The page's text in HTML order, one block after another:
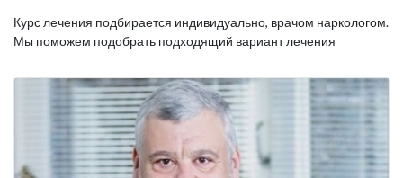
Курс лечения подбирается индивидуально, врачом наркологом.
Мы поможем подобрать подходящий вариант лечения